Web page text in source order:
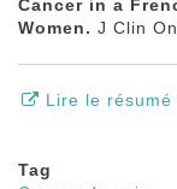
Cancer in a
Women. J Clin
Lire le
Tag